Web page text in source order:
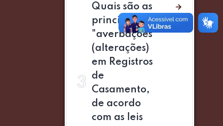
3
Quais são as
principais
"averbações"
(alterações)
em Registros
de
Casamento,
de acordo
com as leis